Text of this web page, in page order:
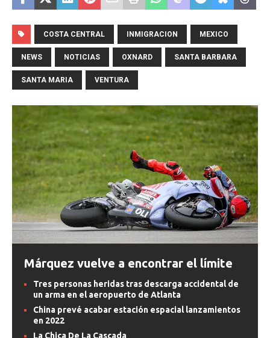
COSTA CENTRAL INMIGRACION MEXICO
NEWS NOTICIAS OXNARD SANTA BARBARA
SANTA MARIA VENTURA
Márquez vuelve a encontrar el límite
Tres personas heridas tras descarga accidental de
un arma en el aeropuerto de Atlanta
China prevé acabar estación espacial lanzamientos
en 2022
La Chica De La Cascada